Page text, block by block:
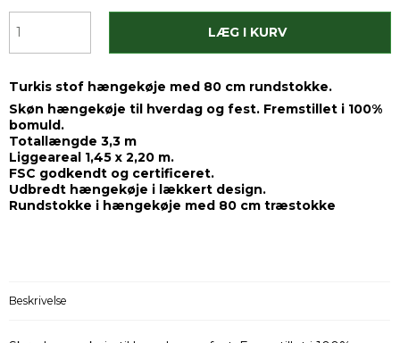
LÆG I KURV
Turkis stof hængekøje med 80 cm rundstokke.
Skøn hængekøje til hverdag og fest. Fremstillet i 100%
bomuld.
Totallængde 3,3 m
Liggeareal 1,45 x 2,20 m.
FSC godkendt og certificeret.
Udbredt hængekøje i lækkert design.
Rundstokke i hængekøje med 80 cm træstokke
Beskrivelse